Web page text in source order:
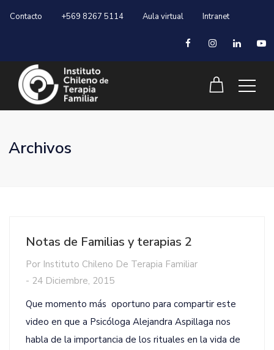
Contacto +569 8267 5114 Aula virtual Intranet
Archivos
Notas de Familias y terapias 2
Por Instituto Chileno De Terapia Familiar
- 24 Diciembre, 2015
Que momento más oportuno para compartir este
video en que a Psicóloga Alejandra Aspillaga nos
habla de la importancia de los rituales en la vida de